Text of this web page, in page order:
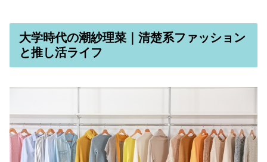
大学時代の潮紗理菜｜清楚系ファッション
と推し活ライフ